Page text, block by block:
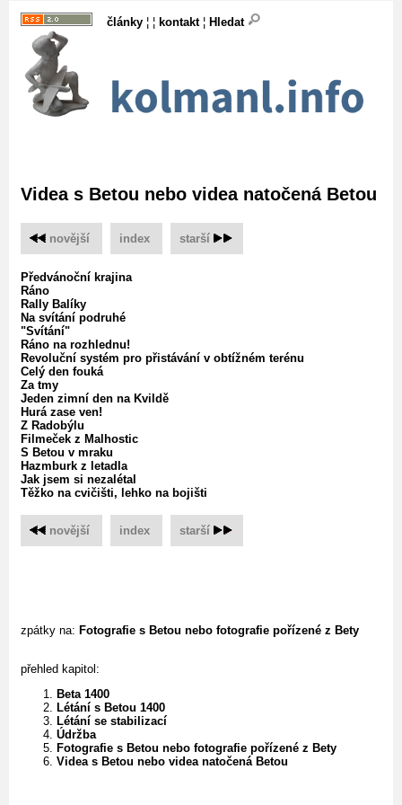
články ¦ ¦ kontakt¦ Hledat
Videa s Betou nebo videa natočená Betou
novější index starší
Předvánoční krajina
Ráno
Rally Balíky
Na svítání podruhé
"Svítání"
Ráno na rozhlednu!
Revoluční systém pro přistávání v obtížném terénu
Celý den fouká
Za tmy
Jeden zimní den na Kvildě
Hurá zase ven!
Z Radobýlu
Filmeček z Malhostic
S Betou v mraku
Hazmburk z letadla
Jak jsem si nezalétal
Těžko na cvičišti, lehko na bojišti
novější index starší
zpátky na: Fotografie s Betou nebo fotografie pořízené z Bety
přehled kapitol:
Beta 1400
Létání s Betou 1400
Létání se stabilizací
Údržba
Fotografie s Betou nebo fotografie pořízené z Bety
Videa s Betou nebo videa natočená Betou